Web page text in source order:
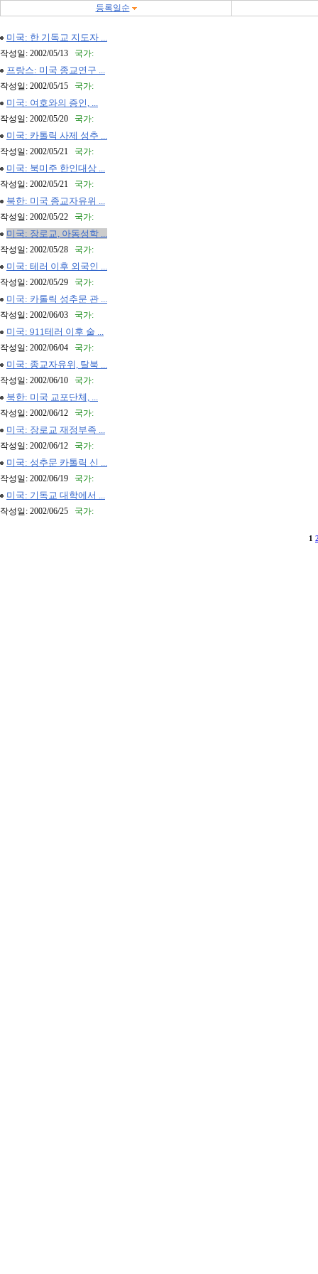
등록일순
미국: 한 기독교 지도자 ...
작성일: 2002/05/13 국가:
프랑스: 미국 종교연구 ...
작성일: 2002/05/15 국가:
미국: 여호와의 증인, ...
작성일: 2002/05/20 국가:
미국: 카톨릭 사제 성추 ...
작성일: 2002/05/21 국가:
미국: 북미주 한인대상 ...
작성일: 2002/05/21 국가:
북한: 미국 종교자유위 ...
작성일: 2002/05/22 국가:
미국: 장로교, 아동성학 ...
작성일: 2002/05/28 국가:
미국: 테러 이후 외국인 ...
작성일: 2002/05/29 국가:
미국: 카톨릭 성추문 관 ...
작성일: 2002/06/03 국가:
미국: 911테러 이후 술 ...
작성일: 2002/06/04 국가:
미국: 종교자유위, 탈북 ...
작성일: 2002/06/10 국가:
북한: 미국 교포단체, ...
작성일: 2002/06/12 국가:
미국: 장로교 재정부족 ...
작성일: 2002/06/12 국가:
미국: 성추문 카톨릭 신 ...
작성일: 2002/06/19 국가:
미국: 기독교 대학에서 ...
작성일: 2002/06/25 국가:
1